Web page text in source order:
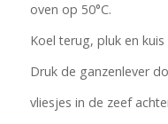
oven op 50°C.
Koel terug, pluk en
Druk de ganzenlever
vliesjes in de zeef